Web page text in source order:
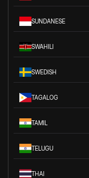
SUNDANESE
SWAHILI
SWEDISH
TAGALOG
TAMIL
TELUGU
THAI